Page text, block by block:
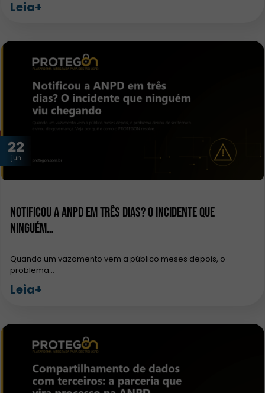
Leia+
22
jun
Notificou a ANPD em três dias? O incidente que
ninguém…
Quando um vazamento vem a público meses depois, o
problema…
Leia+